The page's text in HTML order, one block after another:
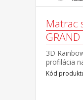
Matrac
3D
profilácia
vlastností
vlastnosti
Kód